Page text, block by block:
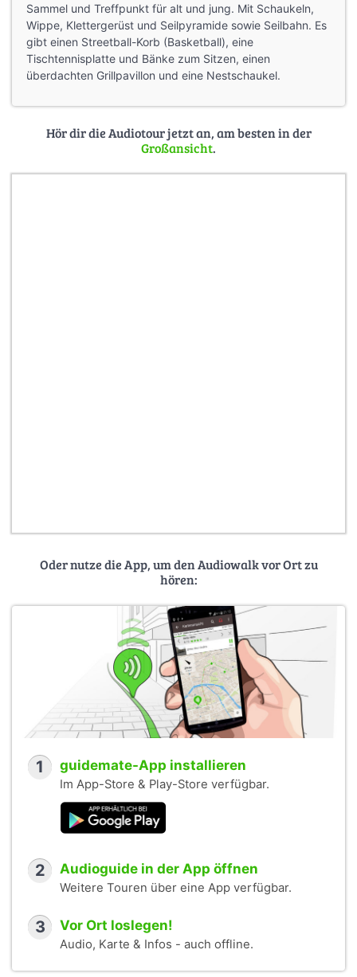
Sammel und Treffpunkt für alt und jung. Mit Schaukeln,
Wippe, Klettergerüst und Seilpyramide sowie Seilbahn. Es
gibt einen Streetball-Korb (Basketball), eine
Tischtennisplatte und Bänke zum Sitzen, einen
überdachten Grillpavillon und eine Nestschaukel.
Hör dir die Audiotour jetzt an, am besten in der
Großansicht.
Oder nutze die App, um den Audiowalk vor Ort zu
hören:
1 guidemate-App installieren
Im App-Store & Play-Store verfügbar.
2 Audioguide in der App öffnen
Weitere Touren über eine App verfügbar.
3 Vor Ort loslegen!
Audio, Karte & Infos - auch offline.